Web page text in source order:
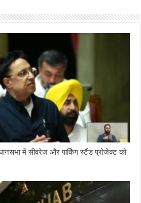
में सीवरेज और पार्किंग स्टैंड प्रोजेक्ट को